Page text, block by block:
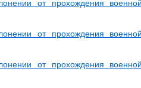
от прохождения
от прохождения
от прохождения